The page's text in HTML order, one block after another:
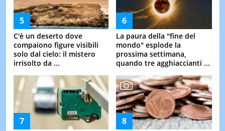
C'è un deserto dove
compaiono figure visibili
solo dal cielo: il mistero
irrisolto da ...
La paura della "fine del
mondo" esplode la
prossima settimana,
quando tre agghiaccianti ...